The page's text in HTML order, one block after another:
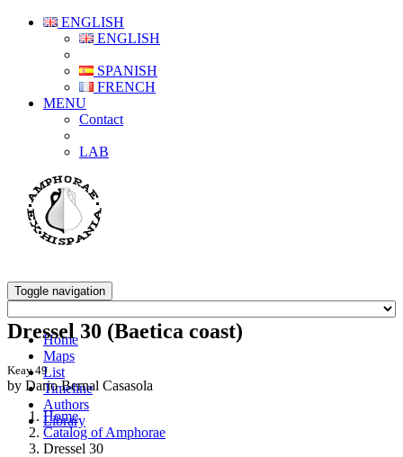
ENGLISH
ENGLISH
SPANISH
FRENCH
MENU
Contact
LAB
Toggle navigation
Home
Maps
List
Timeline
Authors
Library
Dressel 30 (Baetica coast)
Keay 49
by Dario Bernal Casasola
Home
Catalog of Amphorae
Dressel 30